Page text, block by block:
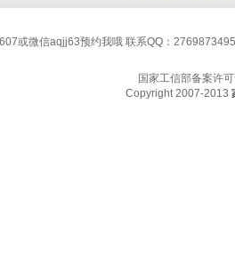
或微信aqjj63预约我哦 联系QQ：
国家工信部备案许
Copyright 2007-2013